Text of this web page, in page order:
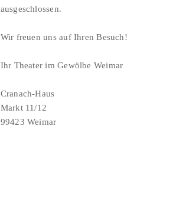
ausgeschlossen.
Wir freuen uns auf Ihren Besuch!
Ihr Theater im Gewölbe Weimar
Cranach-Haus
Markt 11/12
99423 Weimar